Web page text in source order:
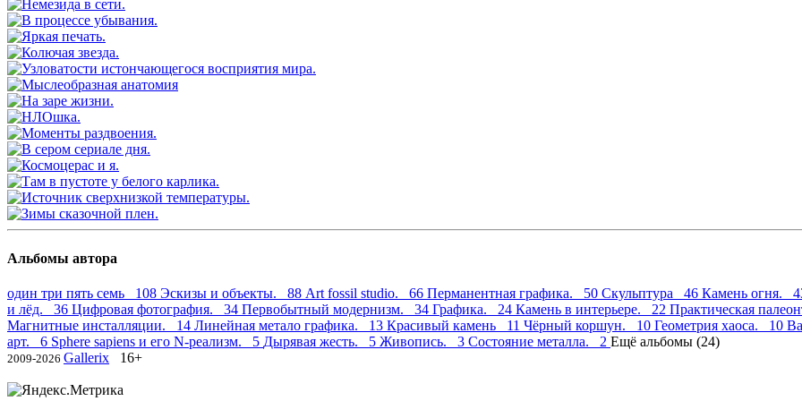
Альбомы автора
один три пять семь 108 Эскизы и объекты. 88 Art fossil studio. 66 Перманентная графика. 50 Скульптура 46 Камень огня.
и лёд. 36 Цифровая фотография. 34 Первобытный модернизм. 34 Графика. 24 Камень в интерьере. 22 Практическая
Магнитные инсталляции. 14 Линейная метало графика. 13 Красивый камень 11 Чёрный коршун. 10 Геометрия хаоса. 10
арт. 6 Sphere sapiens и его N-реализм. 5 Дырявая жесть. 5 Живопись. 3 Состояние металла. 2 Ещё альбомы (24)
2009-2026 Gallerix 16+